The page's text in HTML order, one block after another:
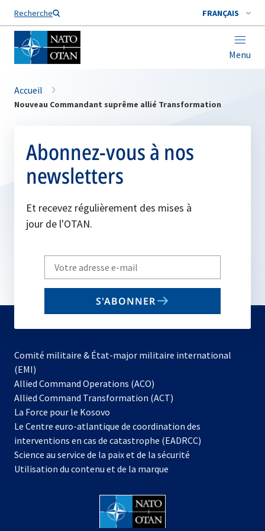
Recherche FRANÇAIS
Menu
Nom de famille*
Accueil
Nouveau Commandant suprême allié Transformation
Abonnez-vous à nos
newsletters
Et recevez régulièrement des mises à
jour de l'OTAN.
Write
your
email
S'ABONNER
Comité militaire & État-major militaire international
(EMI)
Allied Command Operations (ACO)
Allied Command Transformation (ACT)
La Force pour le Kosovo
dans
un
nouvel
onglet
Le Centre euro-atlantique de coordination des
interventions en cas de catastrophe (EADRCC)
Science au service de la paix et de la sécurité
Utilisation du contenu et de la marque